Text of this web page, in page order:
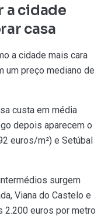
a cidade
casa
a cidade mais cara
um preço mediano de
custa em média
depois aparecem o
euros/m²) e Setúbal
surgem
Viana do Castelo e
2.200 euros por metro